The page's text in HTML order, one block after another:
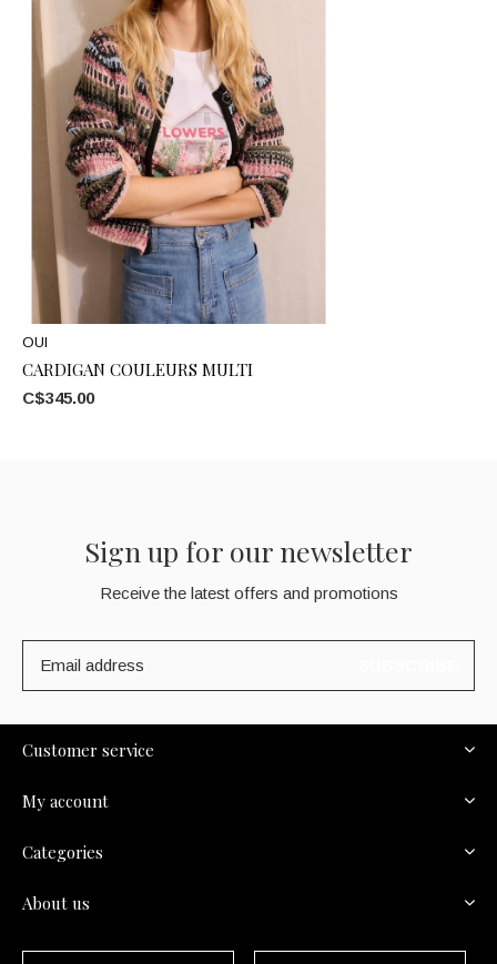
OUI
CARDIGAN COULEURS MULTI
C$345.00
Sign up for our newsletter
Receive the latest offers and promotions
Customer service
My account
Categories
About us